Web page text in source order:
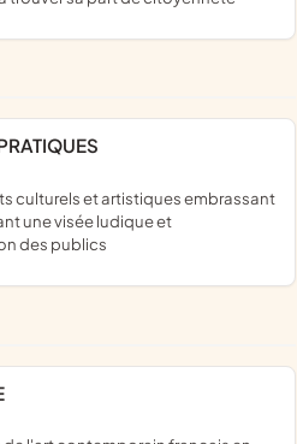
une visée ludique et
des publics